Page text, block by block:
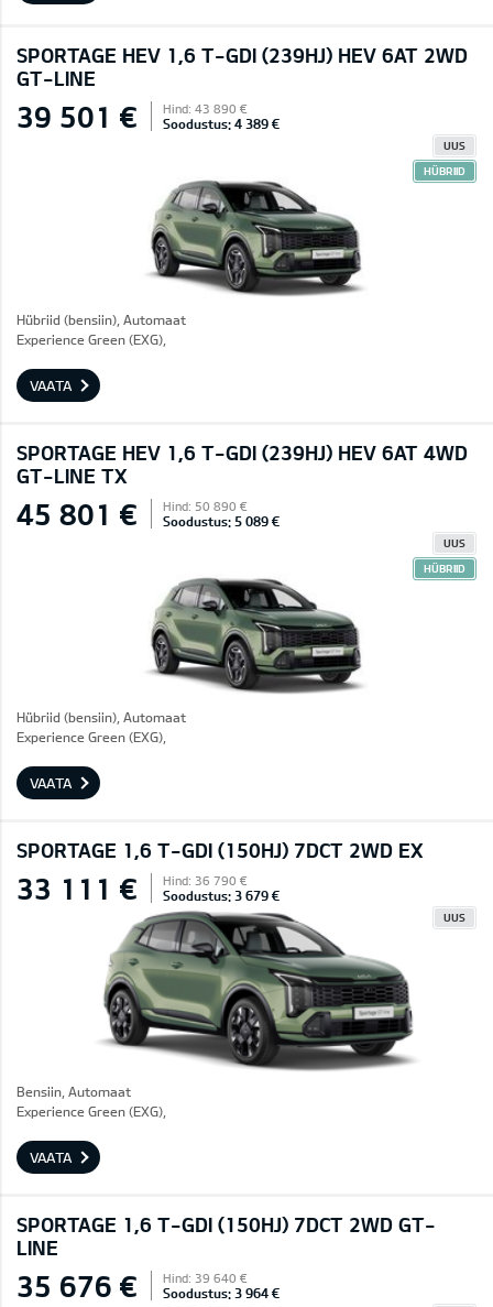
SPORTAGE HEV 1,6 T-GDI (239HJ) HEV 6AT 2WD
GT-LINE
39 501 € Hind: 43 890 €
Soodustus: 4 389 €
UUS
HÜBRIID
Hübriid (bensiin), Automaat
Experience Green (EXG),
VAATA
SPORTAGE HEV 1,6 T-GDI (239HJ) HEV 6AT 4WD
GT-LINE TX
45 801 € Hind: 50 890 €
Soodustus: 5 089 €
UUS
HÜBRIID
Hübriid (bensiin), Automaat
Experience Green (EXG),
VAATA
SPORTAGE 1,6 T-GDI (150HJ) 7DCT 2WD EX
33 111 € Hind: 36 790 €
Soodustus: 3 679 €
UUS
Bensiin, Automaat
Experience Green (EXG),
VAATA
SPORTAGE 1,6 T-GDI (150HJ) 7DCT 2WD GT-
LINE
35 676 € Hind: 39 640 €
Soodustus: 3 964 €